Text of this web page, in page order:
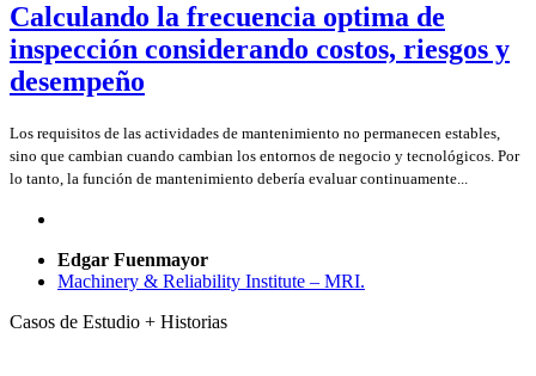
Calculando la frecuencia optima de
inspección considerando costos, riesgos y
desempeño
Los requisitos de las actividades de mantenimiento no permanecen estables,
sino que cambian cuando cambian los entornos de negocio y tecnológicos. Por
lo tanto, la función de mantenimiento debería evaluar continuamente...
Edgar Fuenmayor
Machinery & Reliability Institute – MRI.
Casos de Estudio + Historias